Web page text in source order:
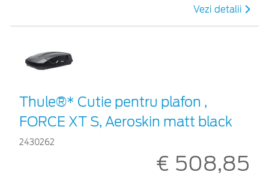
Vezi detalii
Thule®* Cutie pentru plafon ,
FORCE XT S, Aeroskin matt black
2430262
€ 508,85